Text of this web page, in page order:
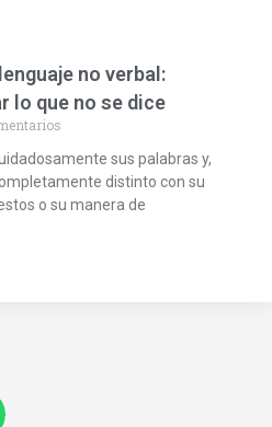
no verbal:
lo que no se dice
sus palabras y,
distinto con su
o su manera de